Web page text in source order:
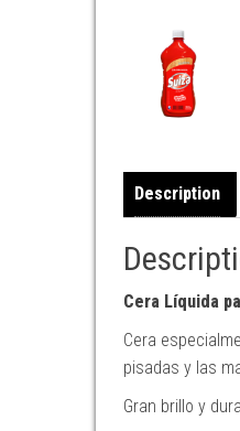
Description
Cera Líquida
Cera
pisadas y las
Gran brillo y